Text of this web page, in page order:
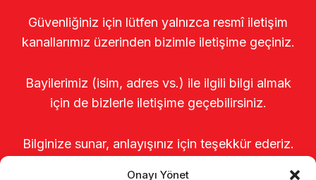
Onayı Yönet
Güvenliğiniz için lütfen yalnızca resmî iletişim
kanallarımız üzerinden bizimle iletişime geçiniz.
Bayilerimiz (isim, adres vs.) ile ilgili bilgi almak
için de bizlerle iletişime geçebilirsiniz.
Bilginize sunar, anlayışınız için teşekkür ederiz.